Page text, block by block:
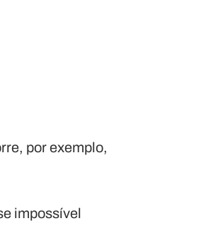
por exemplo,
impossível